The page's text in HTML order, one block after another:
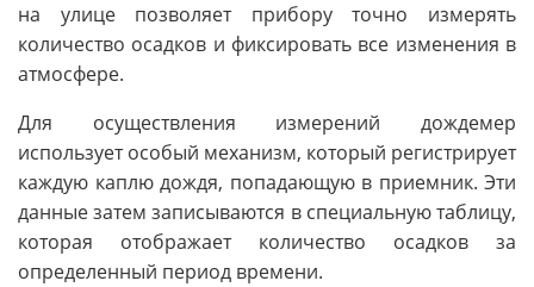
на улице позволяет прибору точно измерять
количество осадков и фиксировать все изменения в
атмосфере.
Для осуществления измерений дождемер
использует особый механизм, который регистрирует
каждую каплю дождя, попадающую в приемник. Эти
данные затем записываются в специальную таблицу,
которая отображает количество осадков за
определенный период времени.